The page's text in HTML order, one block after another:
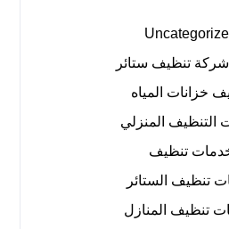
تنظيف ستائر
خزانات المياه
التنظيف المنزلي
تنظيف
تنظيف الستائر
تنظيف المنازل